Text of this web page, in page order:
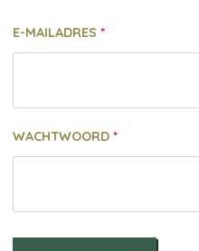
E-MAILADRES
WACHTWOORD